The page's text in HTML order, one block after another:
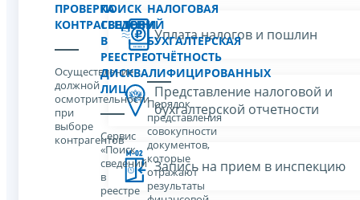
ПРОВЕРКА
КОНТРАГЕНТОВ
Осуществление
должной
осмотрительности
при
выборе
контрагентов
ПОИСК
СВЕДЕНИЙ
В
РЕЕСТРЕ
ДИСКВАЛИФИЦИРОВАННЫХ
ЛИЦ
Сервис
«Поиск
сведений
в
реестре
НАЛОГОВАЯ
И
БУХГАЛТЕРСКАЯ
ОТЧЁТНОСТЬ
Порядок
представления
совокупности
документов,
которые
отражают
результаты
Уплата налогов и пошлин
Представление налоговой и
бухгалтерской отчетности
Запись на прием в инспекцию